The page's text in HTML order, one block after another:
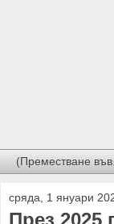
сряда, 1 януари
През 2025